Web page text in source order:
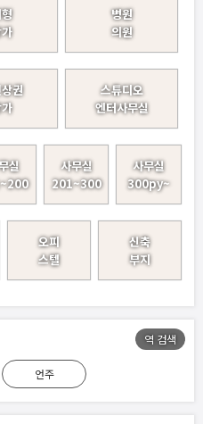
병원
의원
권
스튜디오
엔터사무실
실
사무실
201~300
사무실
300py~
오피
스텔
신축
부지
역 검색
언주